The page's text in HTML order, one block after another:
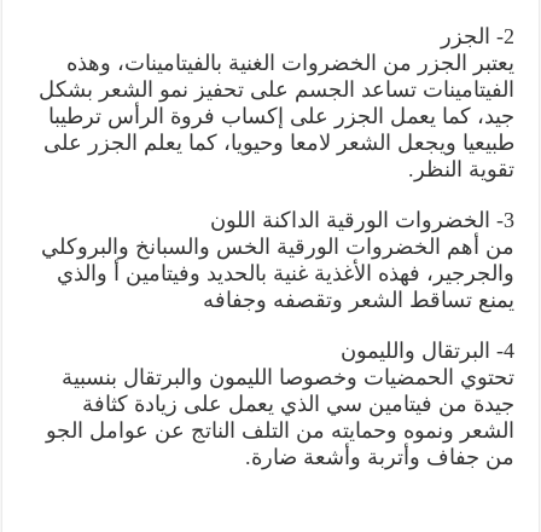
2- الجزر
يعتبر الجزر من الخضروات الغنية بالفيتامينات، وهذه
الفيتامينات تساعد الجسم على تحفيز نمو الشعر بشكل
جيد، كما يعمل الجزر على إكساب فروة الرأس ترطيبا
طبيعيا ويجعل الشعر لامعا وحيويا، كما يعلم الجزر على
تقوية النظر.
3- الخضروات الورقية الداكنة اللون
من أهم الخضروات الورقية الخس والسبانخ والبروكلي
والجرجير، فهذه الأغذية غنية بالحديد وفيتامين أ والذي
يمنع تساقط الشعر وتقصفه وجفافه
4- البرتقال والليمون
تحتوي الحمضيات وخصوصا الليمون والبرتقال بنسبية
جيدة من فيتامين سي الذي يعمل على زيادة كثافة
الشعر ونموه وحمايته من التلف الناتج عن عوامل الجو
من جفاف وأتربة وأشعة ضارة.